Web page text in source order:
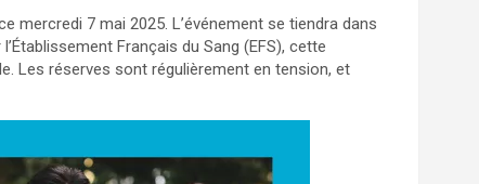
mercredi 7 mai 2025. L’événement se tiendra dans
Français du Sang (EFS), cette
Les réserves sont régulièrement en tension, et